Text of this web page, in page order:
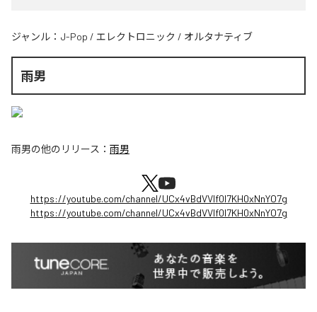
ジャンル： J-Pop / エレクトロニック / オルタナティブ
雨男
雨男の他のリリース： 雨男
https://youtube.com/channel/UCx4vBdVVlf0I7KH0xNnYO7g
https://youtube.com/channel/UCx4vBdVVlf0I7KH0xNnYO7g